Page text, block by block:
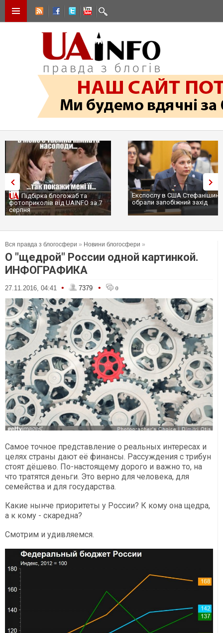
Підбірка блогожаб та
фотоприколів від UAINFO за 7
серпня
Експослу в США Стефанішиній
обрали запобіжний захід
Вся правда з блогосфери » Новини блогосфери »
О "щедрой" России одной картинкой.
ИНФОГРАФИКА
27.11.2016, 04:41 • 7379 • 0
Самое точное представление о реальных интересах и
целях страны дают её финансы. Рассуждения с трибун
стоят дёшево. По-настоящему дорого и важно то, на
что тратятся деньги. Это верно для человека, для
семейства и для государства.
Какие нынче приоритеты у России? К кому она щедра,
а к кому - скаредна?
Смотрим и удивляемся.